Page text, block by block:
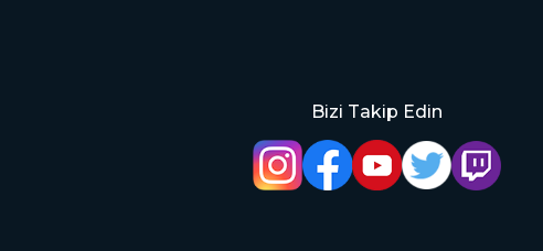
Bizi Takip Edin